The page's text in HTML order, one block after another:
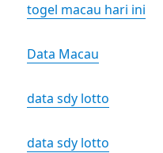
togel macau hari ini
Data Macau
data sdy lotto
data sdy lotto